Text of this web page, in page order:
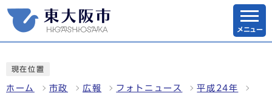
メニュー
現在位置
ホーム 市政 広報 フォトニュース 平成24年